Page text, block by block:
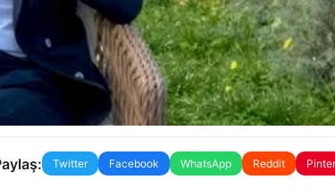
Twitter Facebook WhatsApp Reddit